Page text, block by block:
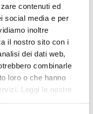
contenuti ed
social media e per
inoltre
il nostro sito con i
dei dati web,
combinarle
loro o che hanno
Leggi le nostre
veramente veloce
tua attuale
quali sono i tuoi
o compila
online.